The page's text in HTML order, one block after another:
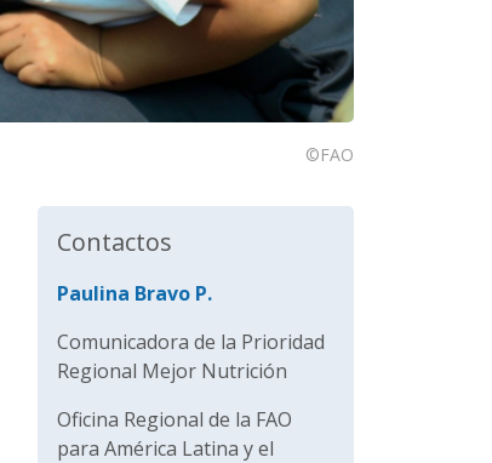
©FAO
Contactos
Paulina Bravo P.
Comunicadora de la Prioridad
Regional Mejor Nutrición
Oficina Regional de la FAO
para América Latina y el